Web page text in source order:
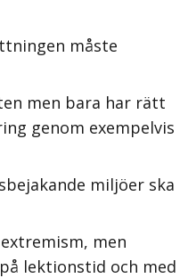
måste
men bara har rätt
genom exempelvis
miljöer ska
men
lektionstid och med